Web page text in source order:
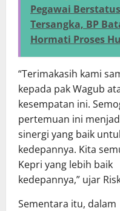
Pegawai Berstatus
Tersangka, BP
Hormati Proses
“Terimakasih kami
kepada pak Wagub
kesempatan ini.
pertemuan ini
sinergi yang baik
kedepannya. Kita
Kepri yang lebih baik
kedepannya,” ujar
Sementara itu, dalam